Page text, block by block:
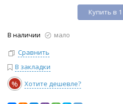
Купить в
В наличии
мало
Сравнить
В закладки
% Хотите дешевле?